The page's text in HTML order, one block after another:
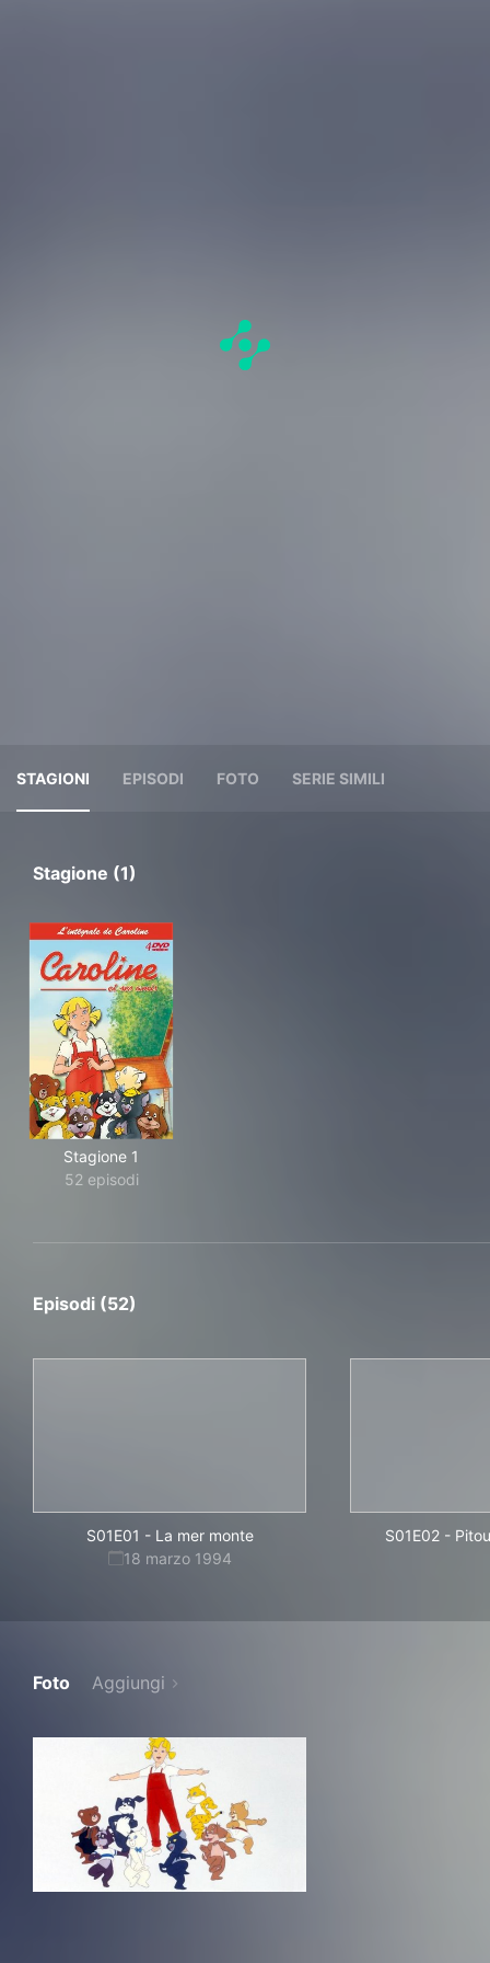
STAGIONI EPISODI FOTO SERIE SIMILI
Stagione (1)
Stagione 1
52 episodi
Episodi (52)
S01E01 - La mer monte
18 marzo 1994
S01E02 -
Foto Aggiungi